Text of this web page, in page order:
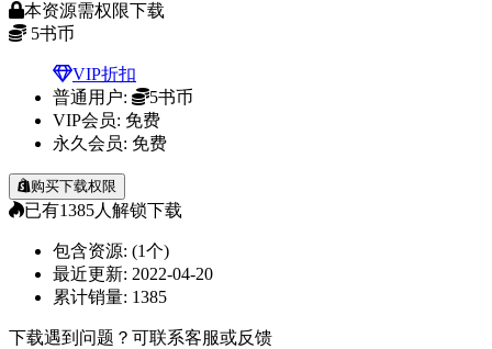
本资源需权限下载
5书币
VIP折扣
普通用户:
5书币
VIP会员: 免费
永久会员: 免费
购买下载权限
已有1385人解锁下载
包含资源: (1个)
最近更新: 2022-04-20
累计销量: 1385
下载遇到问题？可联系客服或反馈